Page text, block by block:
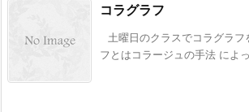
コラグラフ
土曜日のクラスでコラグラフ
フとはコラージュの手法 によ